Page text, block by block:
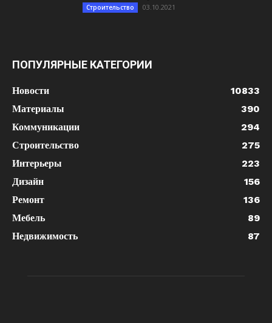
Строительство 03.10.2021
ПОПУЛЯРНЫЕ КАТЕГОРИИ
Новости
10833
Материалы
390
Коммуникации
294
Строительство
275
Интерьеры
223
Дизайн
156
Ремонт
136
Мебель
89
Недвижимость
87